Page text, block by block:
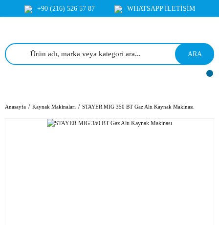
+90 (216) 526 57 87 WHATSAPP İLETİŞİM
ARA
Anasayfa Kaynak Makinaları STAYER MIG 350 BT Gaz Altı Kaynak Makinası